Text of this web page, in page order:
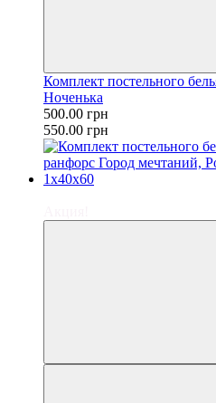
Комплект постельного
Ноченька
500.00 грн
550.00 грн